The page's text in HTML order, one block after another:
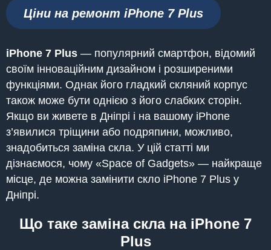
Ціни на ремонт iPhone 7 Plus
iPhone 7 Plus — популярний смартфон, відомий
своїм інноваційним дизайном і розширеними
функціями. Однак його гладкий скляний корпус
також може бути однією з його слабких сторін.
Якщо ви живете в Дніпрі і на вашому iPhone
з’явилися тріщини або подряпини, можливо,
знадобиться заміна скла. У цій статті ми
дізнаємося, чому «Space of Gadgets» — найкраще
місце, де можна замінити скло iPhone 7 Plus у
Дніпрі.
Що таке заміна скла на iPhone 7
Plus